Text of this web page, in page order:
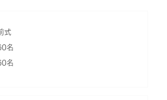
式
名
名